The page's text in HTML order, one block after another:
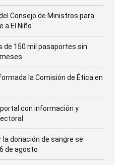
Consejo de Ministros para
a El Niño
de 150 mil pasaportes sin
la Comisión de Ética en
portal con información y
la donación de sangre se
de agosto